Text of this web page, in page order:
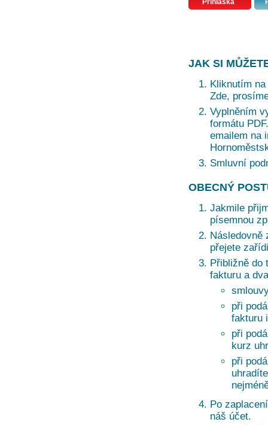
JAK SI
Kliknutím
Zde,
Vyplněním
formátu
emailem na
Smluvní
OBECNÝ
Jakmile
písemnou
Následovně
přejete
Přibližně do
fakturu a
při
fakturu
při
kurz
při
Po
náš účet.